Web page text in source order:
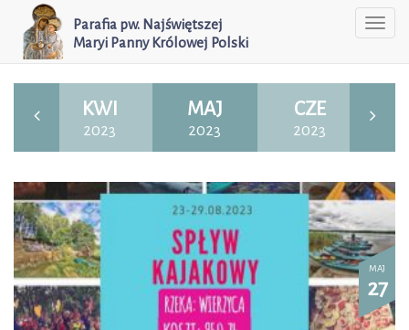
Parafia pw. Najświętszej
Maryi Panny Królowej Polski
KWI
2023
MAJ
2023
CZE
2023
MAJ
27